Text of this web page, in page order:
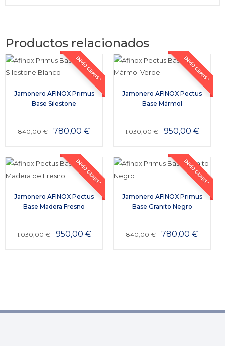
Productos relacionados
ENVÍO GRATIS *
Jamonero AFINOX Primus
Base Silestone
840,00€ 780,00€
ENVÍO GRATIS *
Jamonero AFINOX Pectus
Base Mármol
1.030,00€ 950,00 €
ENVÍO GRATIS *
Jamonero AFINOX Pectus
Base Madera Fresno
1.030,00€ 950,00 €
ENVÍO GRATIS *
Jamonero AFINOX Primus
Base Granito Negro
840,00€ 780,00€